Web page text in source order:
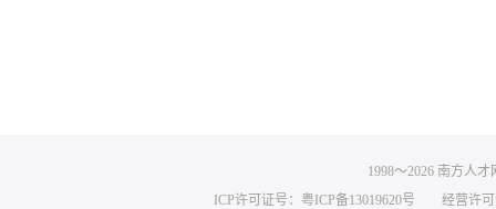
1998～2026 南方人才
ICP许可证号：粤ICP备13019620号 经营许可